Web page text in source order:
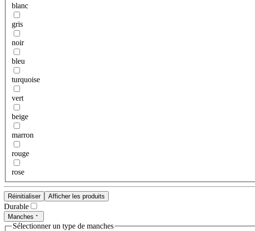
blanc
gris
noir
bleu
turquoise
vert
beige
marron
rouge
rose
Réinitialiser Afficher les produits
Durable
Manches
Sélectionner un type de manches